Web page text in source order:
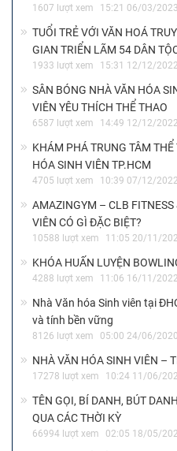
1607 lượt xem 15:21 06/03/2023
TUỔI TRẺ VỚI VĂN HOÁ
GIAN TRIỂN LÃM 54 DÂN
1933 lượt xem 15:31 12/12/2022
SÂN BÓNG NHÀ VĂN HÓA
VIÊN YÊU THÍCH THỂ THAO
6587 lượt xem 14:49 12/12/2022
KHÁM PHÁ TRUNG TÂM
HÓA SINH VIÊN TP.HCM
4705 lượt xem 10:39 07/12/2022
AMAZINGYM – CLB
VIÊN CÓ GÌ ĐẶC BIỆT?
10588 lượt xem 11:05 20/11/
KHÓA HUẤN LUYỆN
4288 lượt xem 11:06 16/11/2022
Nhà Văn hóa Sinh viên tại
và tính bền vững
8126 lượt xem 05:00 24/06/2020
NHÀ VĂN HÓA SINH VIÊN –
17278 lượt xem 10:24 11/06/
TÊN GỌI, BÍ DANH, BÚT
QUA CÁC THỜI KỲ
66994 lượt xem 02:05 18/05/